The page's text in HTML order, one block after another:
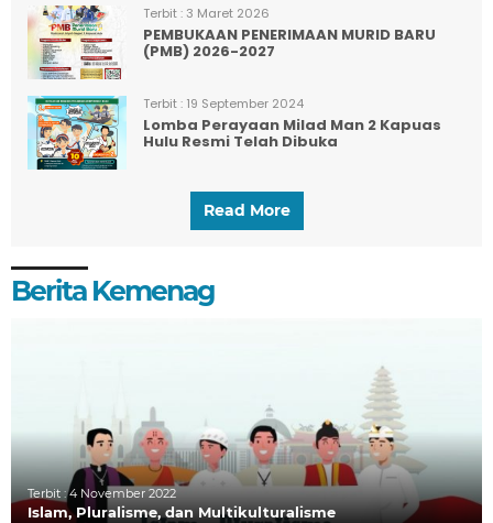
Terbit : 3 Maret 2026
PEMBUKAAN PENERIMAAN MURID BARU
(PMB) 2026-2027
Terbit : 19 September 2024
Lomba Perayaan Milad Man 2 Kapuas
Hulu Resmi Telah Dibuka
Read More
Berita Kemenag
Terbit :4 November 2022
Islam, Pluralisme, dan Multikulturalisme